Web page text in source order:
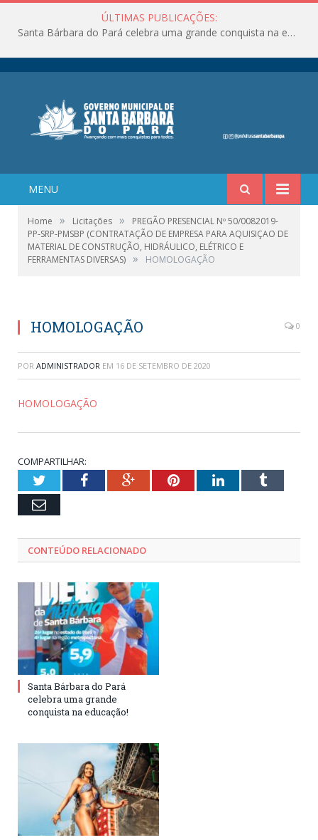
ÚLTIMAS PUBLICAÇÕES:
Santa Bárbara do Pará celebra uma grande conquista na educação!
MENU
Home » Licitações »
PREGÃO PRESENCIAL Nº 50/0082019-
PP-SRP-PMSBP (CONTRATAÇÃO DE EMPRESA PARA AQUISIÇAO DE
MATERIAL DE CONSTRUÇÃO, HIDRÁULICO, ELÉTRICO E
FERRAMENTAS DIVERSAS) » HOMOLOGAÇÃO
HOMOLOGAÇÃO 0
POR ADMINISTRADOR EM 16 DE SETEMBRO DE 2020
HOMOLOGAÇÃO
COMPARTILHAR:
TwitterFacebookGoogle+PinterestLinkedInTumblr
Email
CONTEÚDO RELACIONADO
Santa Bárbara do Pará
celebra uma grande
conquista na educação!